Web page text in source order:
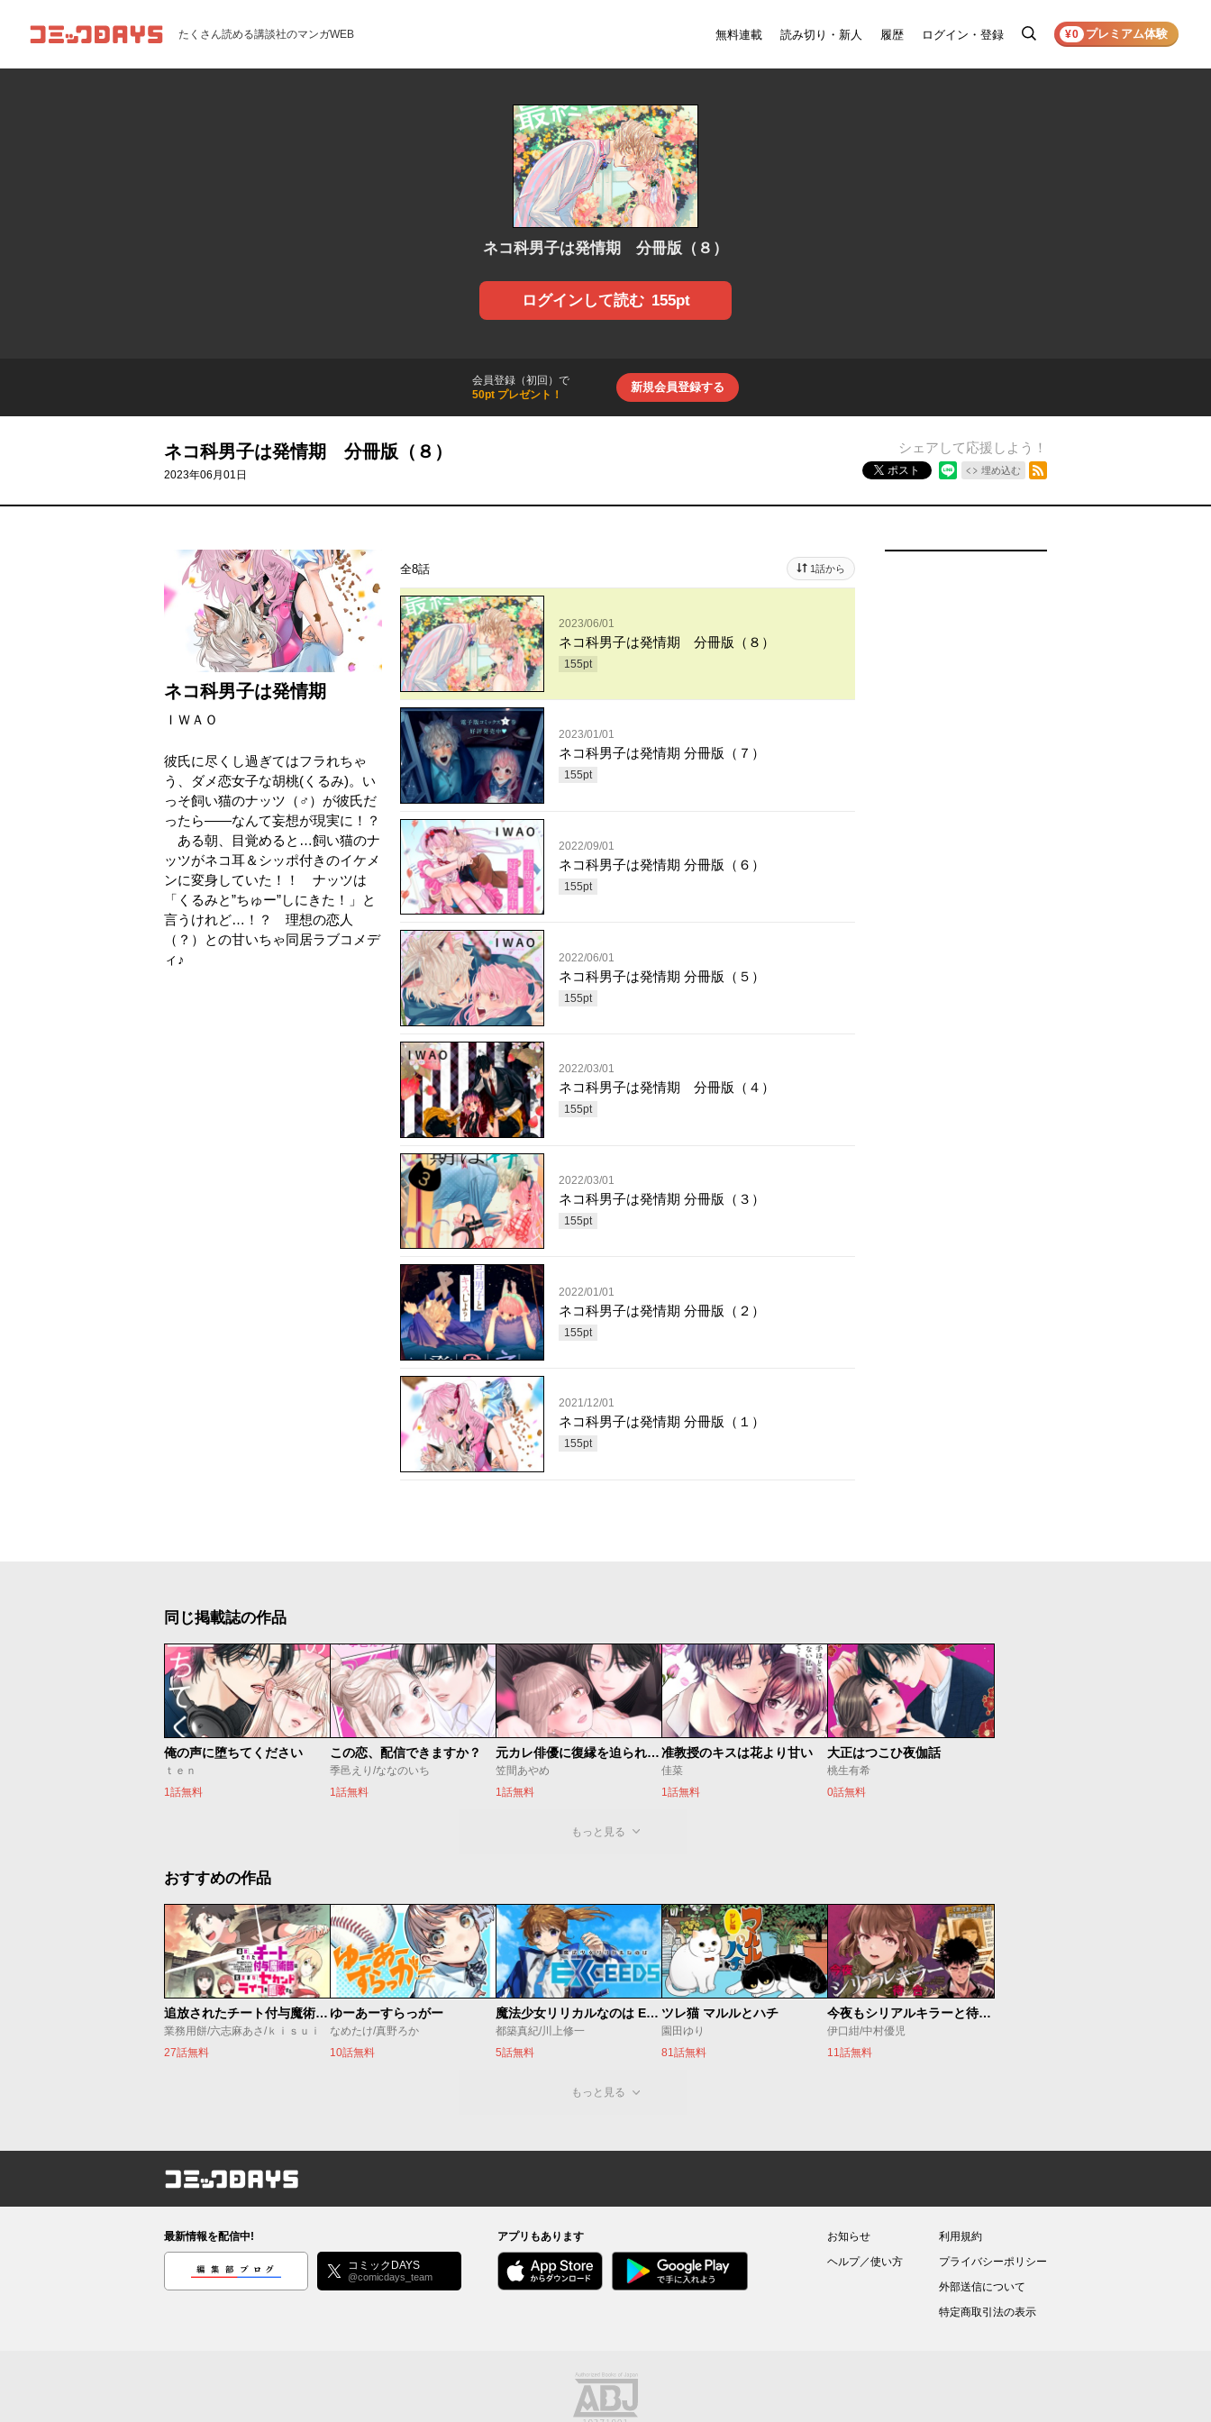
コミックDAYS たくさん読める講談社のマンガWEB 無料連載 読み切り・新人 履歴 ログイン・登録
検
¥0 プレミアム体験
ネコ科男子は発情期 分冊版（８）
ログインして読む 155pt
会員登録（初回）で
50pt プレゼント！
新規会員登録する
ネコ科男子は発情期 分冊版（８）
2023年06月01日
シェアして応援しよう！
ポスト 埋め込む
ネコ科男子は発情期
ＩＷＡＯ
彼氏に尽くし過ぎてはフラれちゃ
う、ダメ恋女子な胡桃(くるみ)。い
っそ飼い猫のナッツ（♂）が彼氏だ
ったら――なんて妄想が現実に！？
ある朝、目覚めると…飼い猫のナ
ッツがネコ耳＆シッポ付きのイケメ
ンに変身していた！！ ナッツは
「くるみと”ちゅー”しにきた！」と
言うけれど…！？ 理想の恋人
（？）との甘いちゃ同居ラブコメデ
ィ♪
全8話 1話から
2023/06/01
ネコ科男子は発情期 分冊版（８）
155pt
2023/01/01
ネコ科男子は発情期 分冊版（７）
155pt
2022/09/01
ネコ科男子は発情期 分冊版（６）
155pt
2022/06/01
ネコ科男子は発情期 分冊版（５）
155pt
2022/03/01
ネコ科男子は発情期 分冊版（４）
155pt
2022/03/01
ネコ科男子は発情期 分冊版（３）
155pt
2022/01/01
ネコ科男子は発情期 分冊版（２）
155pt
2021/12/01
ネコ科男子は発情期 分冊版（１）
155pt
同じ掲載誌の作品
俺の声に堕ちてください
ｔｅｎ
1話無料
この恋、配信できますか？
季邑えり/ななのいち
1話無料
元カレ俳優に復縁を迫られてます
笠間あやめ
1話無料
准教授のキスは花より甘い
佳菜
1話無料
大正はつこひ夜伽話
桃生有希
0話無料
もっと見る
おすすめの作品
追放されたチート付与魔術師は気ままなセカンドライフを謳歌する。 ～俺は武器だけじゃなく、あらゆるものに『強化ポイント』を付与できるし、俺の意思でいつでも効果を解除できるけど、残った人たち大丈夫？～
業務用餅/六志麻あさ/ｋｉｓｕｉ
27話無料
ゆーあーすらっがー
なめたけ/真野ろか
10話無料
魔法少女リリカルなのは EXCEEDS
都築真紀/川上修一
5話無料
ツレ猫 マルルとハチ
園田ゆり
81話無料
今夜もシリアルキラーと待ち合わせ
伊口紺/中村優児
11話無料
もっと見る
コミックDAYS
最新情報を配信中!
編集部ブログ コミックDAYS
@comicdays_team
アプリもあります
お知らせ
ヘルプ／使い方
利用規約
プライバシーポリシー
外部送信について
特定商取引法の表示